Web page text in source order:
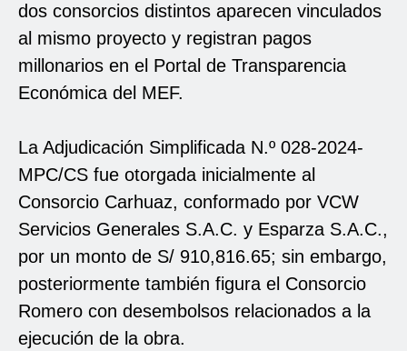
dos consorcios distintos aparecen vinculados
al mismo proyecto y registran pagos
millonarios en el Portal de Transparencia
Económica del MEF.
La Adjudicación Simplificada N.º 028-2024-
MPC/CS fue otorgada inicialmente al
Consorcio Carhuaz, conformado por VCW
Servicios Generales S.A.C. y Esparza S.A.C.,
por un monto de S/ 910,816.65; sin embargo,
posteriormente también figura el Consorcio
Romero con desembolsos relacionados a la
ejecución de la obra.